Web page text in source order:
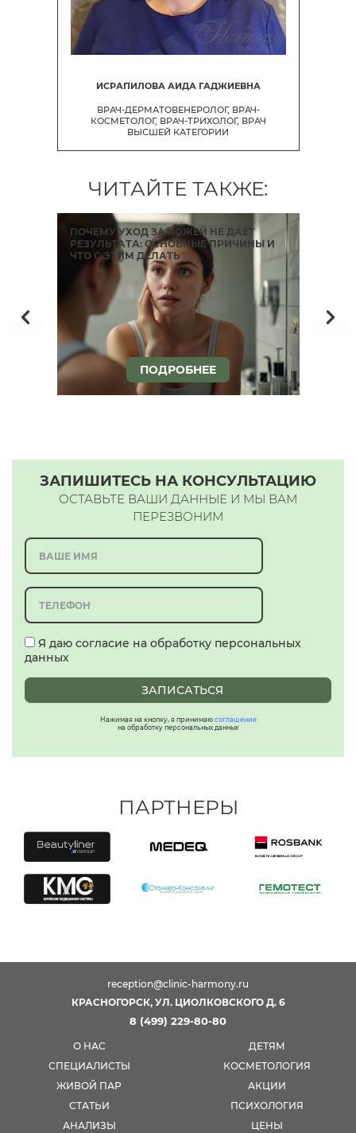
ИСРАПИЛОВА АИДА ГАДЖИЕВНА
ВРАЧ-ДЕРМАТОВЕНЕРОЛОГ, ВРАЧ-
КОСМЕТОЛОГ, ВРАЧ-ТРИХОЛОГ, ВРАЧ
ВЫСШЕЙ КАТЕГОРИИ
ЧИТАЙТЕ ТАКЖЕ:
ПОЧЕМУ УХОД ЗА КОЖЕЙ НЕ ДАЁТ
РЕЗУЛЬТАТА: ОСНОВНЫЕ ПРИЧИНЫ И
ЧТО С ЭТИМ ДЕЛАТЬ
ПОДРОБНЕЕ
ЗАПИШИТЕСЬ НА КОНСУЛЬТАЦИЮ
ОСТАВЬТЕ ВАШИ ДАННЫЕ И МЫ ВАМ
ПЕРЕЗВОНИМ
Я даю согласие на обработку персональных
данных
ЗАПИСАТЬСЯ
Нажимая на кнопку, я принимаю соглашение
на обработку персональных данных
ПАРТНЕРЫ
reception@clinic-harmony.ru
КРАСНОГОРСК, УЛ. ЦИОЛКОВСКОГО Д. 6
8 (499) 229-80-80
О НАС
ДЕТЯМ
СПЕЦИАЛИСТЫ
КОСМЕТОЛОГИЯ
ЖИВОЙ ПАР
АКЦИИ
СТАТЬИ
ПСИХОЛОГИЯ
АНАЛИЗЫ
ЦЕНЫ